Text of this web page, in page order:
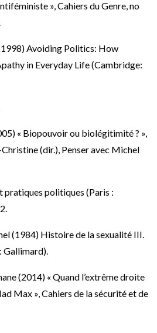
», Cahiers du Genre, no
Avoiding Politics: How
in Everyday Life (Cambridge:
« Biopouvoir ou biolégitimité ? »,
(dir.), Penser avec Michel
pratiques politiques (Paris :
(1984) Histoire de la sexualité III.
Gallimard).
(2014) « Quand l’extrême droite
Max », Cahiers de la sécurité et de